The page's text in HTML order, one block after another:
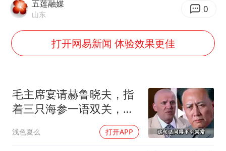
公司“上四休三”但要降薪1000元
OpenAI为免费用户升级GPT-5.6 Luna
97岁英国奶奶飞上天再破吉尼斯纪录
“中国蔬菜之乡”最高温达41.8℃
如何把百年大党建设得更加坚强有力？
五莲融媒
山东 0
打开网易新闻 体验效果更佳
毛主席宴请赫鲁晓夫，指
着三只海参一语双关，赫
浅色夏么 打开APP